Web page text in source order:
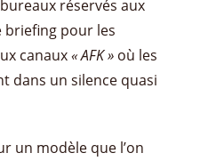
réservés aux
briefing pour les
canaux« AFK » où les
dans un silence quasi
un modèle que l’on